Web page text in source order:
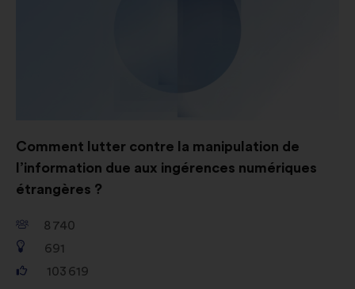
Comment lutter contre la manipulation de
l’information due aux ingérences numériques
étrangères ?
8 740
691
103 619